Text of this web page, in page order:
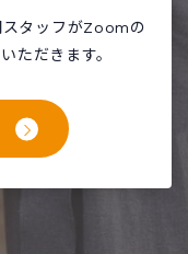
タッフがZoomの
ただきます。